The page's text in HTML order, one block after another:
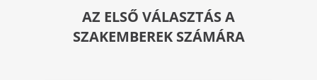
AZ ELSŐ VÁLASZTÁS A
SZAKEMBEREK SZÁMÁRA